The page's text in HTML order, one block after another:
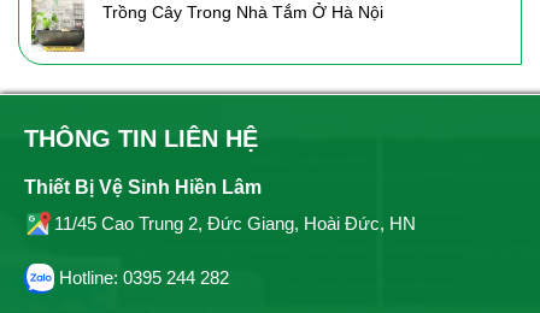
Trồng Cây Trong Nhà Tắm Ở Hà Nội
THÔNG TIN LIÊN HỆ
Thiết Bị Vệ Sinh Hiền Lâm
11/45 Cao Trung 2, Đức Giang, Hoài Đức, HN
Hotline: 0395 244 282